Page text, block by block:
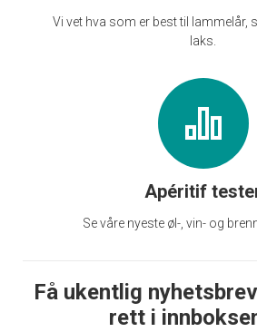
Vi vet hva som er best til lammelår,
laks.
Apéritif
Se våre nyeste øl-, vin- og
Få ukentlig
rett i